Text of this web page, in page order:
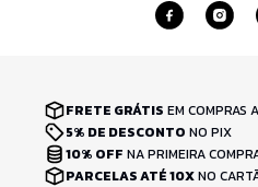
FRETE GRÁTIS EM COMPRAS
5% DE DESCONTO NO PIX
10% OFF NA PRIMEIRA
PARCELAS ATÉ 10XNO